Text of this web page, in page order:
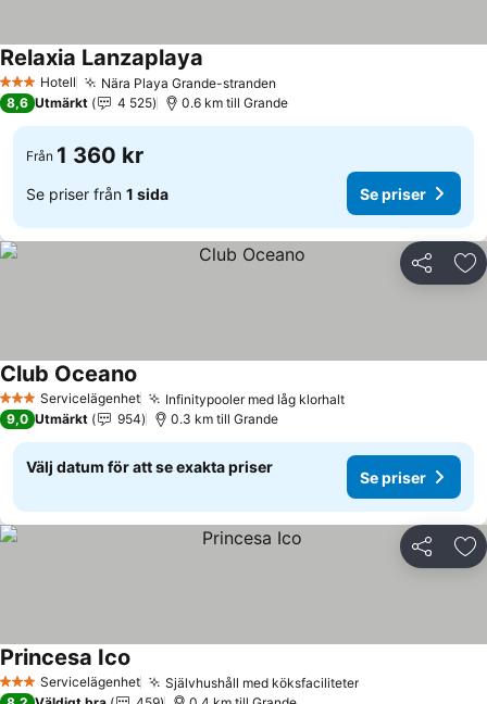
3 StjärnorHotell Nära Playa Grande-stranden
Relaxia Lanzaplaya
8,6 Utmärkt 4 525 0.6 km till Grande
Från 1 360 kr
Se priser från 1 sida Se priser
Dela
3 StjärnorServicelägenhet Infinitypooler med låg klorhalt
Club Oceano
9,0 Utmärkt 954 0.3 km till Grande
Välj datum för att se exakta priser
Se priser
Dela
3 StjärnorServicelägenhet Självhushåll med köksfaciliteter
Princesa Ico